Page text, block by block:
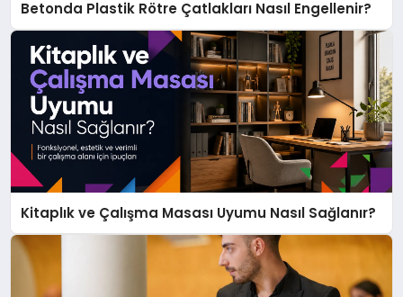
Betonda Plastik Rötre Çatlakları Nasıl Engellenir?
Kitaplık ve Çalışma Masası Uyumu Nasıl Sağlanır?